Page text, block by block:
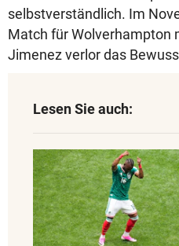
selbstverständlich. Im
Match für Wolverhampton
Jimenez verlor das
Lesen Sie auch: